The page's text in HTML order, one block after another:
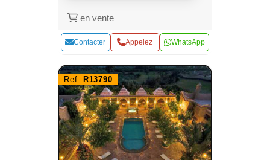
en vente
Contacter Appelez WhatsApp
Ref: R13790